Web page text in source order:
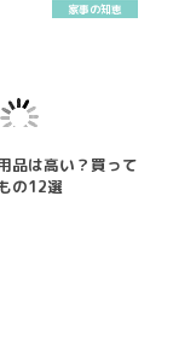
家事の知恵
品は高い？買って
の12選